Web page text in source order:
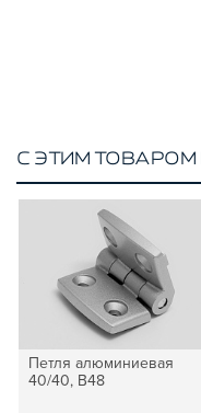
С ЭТИМ ТОВАРОМ
Петля алюминиевая
40/40, B48